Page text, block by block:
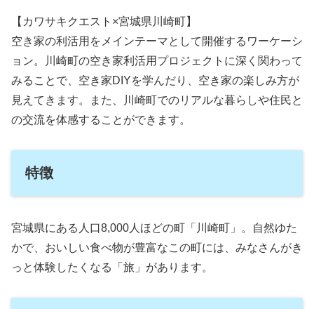
【カワサキクエスト×宮城県川崎町】
空き家の利活用をメインテーマとして開催するワーケーシ
ョン。川崎町の空き家利活用プロジェクトに深く関わって
みることで、空き家DIYを学んだり、空き家の楽しみ方が
見えてきます。また、川崎町でのリアルな暮らしや住民と
の交流を体感することができます。
特徴
宮城県にある人口8,000人ほどの町「川崎町」。自然ゆた
かで、おいしい食べ物が豊富なこの町には、みなさんがき
っと体験したくなる「旅」があります。